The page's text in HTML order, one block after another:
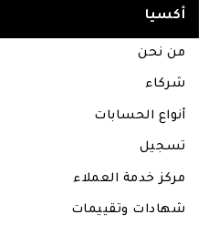
أكسيا
من نحن
شركاء
أنواع الحسابات
تسجيل
مركز خدمة العملاء
شهادات وتقييمات